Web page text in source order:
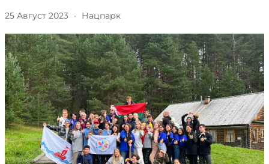
25 Август 2023 · Нацпарк